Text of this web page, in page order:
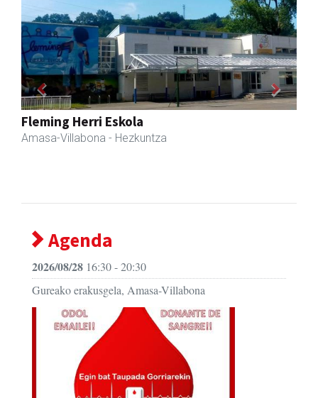
Zubimusu Ikastola
Amasa-Villabona - Hezkuntza
Previous Next
Agenda
2026/08/28 16:30 - 20:30
Gureako erakusgela, Amasa-Villabona